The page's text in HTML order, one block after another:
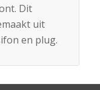
Dit
uit
en plug.